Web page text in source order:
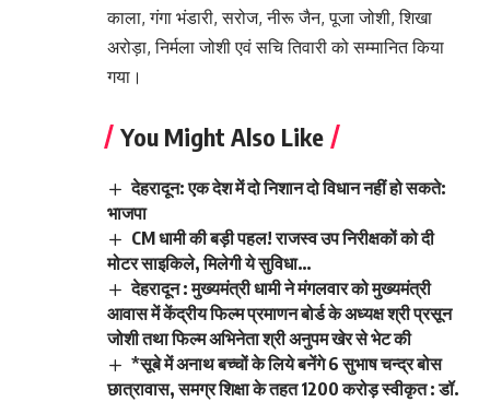
काला, गंगा भंडारी, सरोज, नीरू जैन, पूजा जोशी, शिखा
अरोड़ा, निर्मला जोशी एवं सचि तिवारी को सम्मानित किया
गया।
You Might Also Like
देहरादून: एक देश में दो निशान दो विधान नहीं हो सकते:
भाजपा
CM धामी की बड़ी पहल! राजस्व उप निरीक्षकों को दी
मोटर साइकिले, मिलेगी ये सुविधा…
देहरादून : मुख्यमंत्री धामी ने मंगलवार को मुख्यमंत्री
आवास में केंद्रीय फिल्म प्रमाणन बोर्ड के अध्यक्ष श्री प्रसून
जोशी तथा फिल्म अभिनेता श्री अनुपम खेर से भेट की
*सूबे में अनाथ बच्चों के लिये बनेंगे 6 सुभाष चन्द्र बोस
छात्रावास, समग्र शिक्षा के तहत 1200 करोड़ स्वीकृत : डॉ.